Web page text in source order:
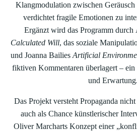
Klangmodulation zwischen
verdichtet fragile Emotionen zu
Ergänzt wird das Programm durch
Calculated Will, das soziale
und Joanna Bailies Artificial
fiktiven Kommentaren überlagert –
und Erwartung.
Das Projekt versteht Propaganda
auch als Chance künstlerischer
Oliver Marcharts Konzept einer